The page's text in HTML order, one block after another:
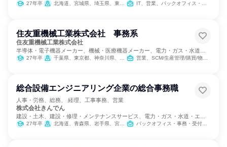
27年卒 北海道、宮城県、埼玉県、東京都、愛知県、大阪府、広島県、愛媛県、福岡県 IT、営業、バックオフィス・事務・受付、学術研究、製造・生産工程
住友重機械工業株式会社 事務系
住友重機械工業株式会社
半導体・電子機器メーカー、機械・医療機器メーカー、電力・ガス・水道・
エネルギー
27年卒 千葉県、東京都、神奈川県、愛知県、愛媛県 営業、SCM/生産管理/購買/物流、経理/税務/財務、人事、経営/事業企画、商品企画
総合設備エンジニアリング企業の総合事務職
人事・労務、総務、 経理、工事事務、営業
株式会社きんでん
建設・土木、建設・修理・メンテナンスサービス、電力・ガス・水道・エネ
ルギー27年卒 北海道、青森県、岩手県、宮城県、秋田県、山形県、福島県、茨城県、栃木県、群馬県、埼玉県、千葉県、東京都、神奈川県、新潟県、富山県、石川県、福井県、山梨県、長野県、岐阜県、静岡県、愛知県、三重県、滋賀県、京都府、大阪府、兵庫県、奈良県、和歌山県、鳥取県、岡山県、広島県、山口県、徳島県、香川県、愛媛県、高知県、福岡県、熊本県、大分県、宮崎県、鹿児島県、沖縄県 バックオフィス・事務・受付、営業、経営/事業企画、経理/税務/財務、人事、総務、法務/知財、IT、広報/IR